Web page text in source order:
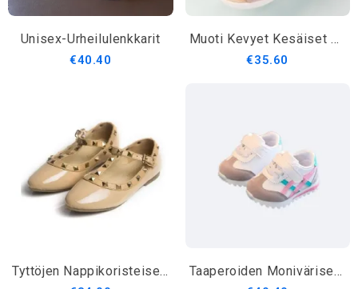
Unisex-Urheilulenkkarit
€40.40
Muoti Kevyet Kesäiset Nahkasandaalit Tytöille
€35.60
Tyttöjen Nappikoristeiset Kengät Taaperoiden Moniväriset Tennarit